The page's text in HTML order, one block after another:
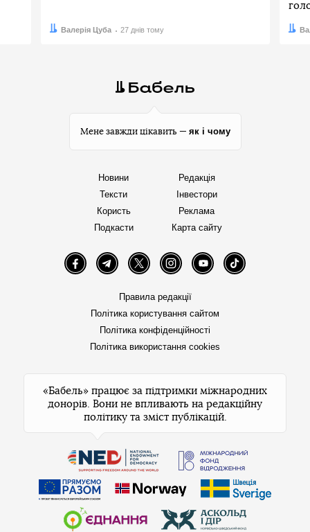
Автор:Валерія Цуба
Дата: 27 днів тому Дата:
Мене завжди цікавить — як і чому
Новини
Тексти
Користь
Подкасти
Редакція
Інвестори
Реклама
Карта сайту
FacebookTelegramTwitter InstagramYouTube TikTok
Правила редакції
Політика користування сайтом
Політика конфіденційності
Політика використання cookies
«Бабель» працює за підтримки міжнародних
донорів. Вони не впливають на редакційну
політику та зміст публікацій.